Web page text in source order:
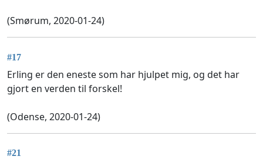
(Smørum, 2020-01-24)
#17
Erling er den eneste som har hjulpet mig, og det har
gjort en verden til forskel!
(Odense, 2020-01-24)
#21